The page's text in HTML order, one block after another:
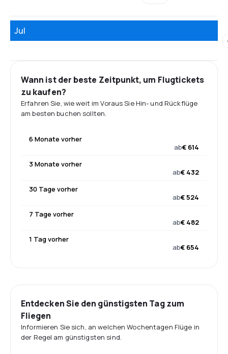
Jul
Wann ist der beste Zeitpunkt, um Flugtickets
zu kaufen?
Erfahren Sie, wie weit im Voraus Sie Hin- und Rückflüge
am besten buchen sollten.
6 Monate vorher
ab€ 614
3 Monate vorher
ab€ 432
30 Tage vorher
ab€ 524
7 Tage vorher
ab€ 482
1 Tag vorher
ab€ 654
Entdecken Sie den günstigsten Tag zum
Fliegen
Informieren Sie sich, an welchen Wochentagen Flüge in
der Regel am günstigsten sind.